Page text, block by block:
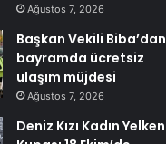
Ağustos 7, 2026
Başkan Vekili Biba’dan
bayramda ücretsiz
ulaşım müjdesi
Ağustos 7, 2026
Deniz Kızı Kadın Yelken